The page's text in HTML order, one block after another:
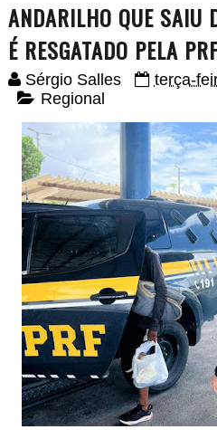
ANDARILHO QUE SAIU
É RESGATADO PELA
Sérgio Salles
terça-
Regional